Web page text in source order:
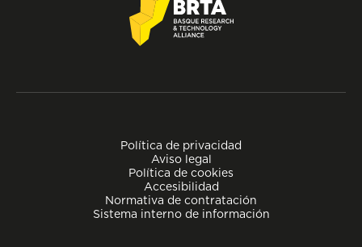
Política de privacidad
Aviso legal
Política de cookies
Accesibilidad
Normativa de contratación
Sistema interno de información